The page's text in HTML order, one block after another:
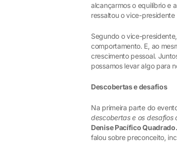
alcançarmos o equilíbrio e
ressaltou o vice-
Segundo o vice-
comportamento. E, ao
crescimento pessoal.
possamos levar algo para
Descobertas e desafios
Na primeira parte do
descobertas e os desafios
Denise Pacífico Quadrado.
falou sobre preconceito,